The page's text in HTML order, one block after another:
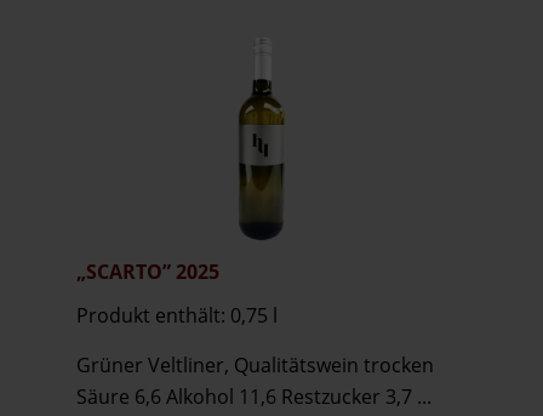
„SCARTO” 2025
Produkt enthält: 0,75 l
Grüner Veltliner, Qualitätswein trocken
Säure 6,6 Alkohol 11,6 Restzucker 3,7 ...